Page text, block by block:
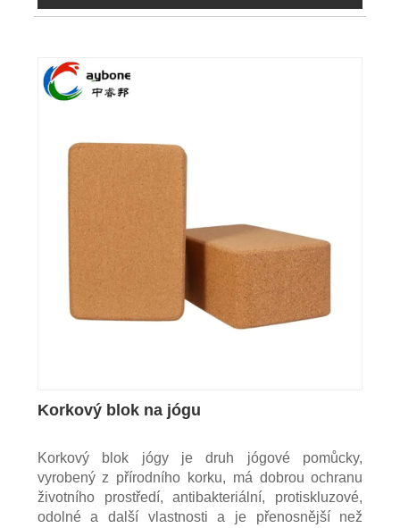
Korkový blok na jógu
Korkový blok jógy je druh jógové pomůcky,
vyrobený z přírodního korku, má dobrou ochranu
životního prostředí, antibakteriální, protiskluzové,
odolné a další vlastnosti a je přenosnější než